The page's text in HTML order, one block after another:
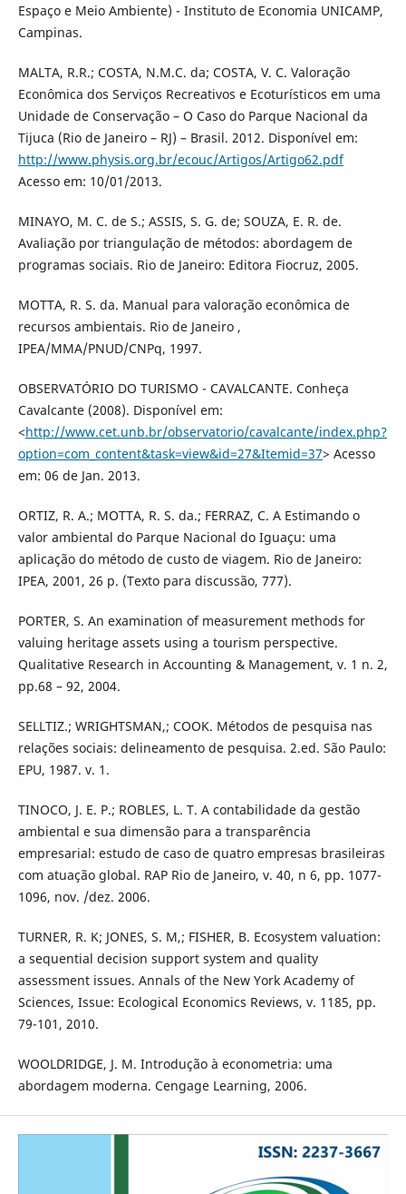
Espaço e Meio Ambiente) - Instituto de Economia UNICAMP,
Campinas.
MALTA, R.R.; COSTA, N.M.C. da; COSTA, V. C. Valoração
Econômica dos Serviços Recreativos e Ecoturísticos em uma
Unidade de Conservação – O Caso do Parque Nacional da
Tijuca (Rio de Janeiro – RJ) – Brasil. 2012. Disponível em:
http://www.physis.org.br/ecouc/Artigos/Artigo62.pdf
Acesso em: 10/01/2013.
MINAYO, M. C. de S.; ASSIS, S. G. de; SOUZA, E. R. de.
Avaliação por triangulação de métodos: abordagem de
programas sociais. Rio de Janeiro: Editora Fiocruz, 2005.
MOTTA, R. S. da. Manual para valoração econômica de
recursos ambientais. Rio de Janeiro ,
IPEA/MMA/PNUD/CNPq, 1997.
OBSERVATÓRIO DO TURISMO - CAVALCANTE. Conheça
Cavalcante (2008). Disponível em:
<http://www.cet.unb.br/observatorio/cavalcante/index.php?
option=com_content&task=view&id=27&Itemid=37> Acesso
em: 06 de Jan. 2013.
ORTIZ, R. A.; MOTTA, R. S. da.; FERRAZ, C. A Estimando o
valor ambiental do Parque Nacional do Iguaçu: uma
aplicação do método de custo de viagem. Rio de Janeiro:
IPEA, 2001, 26 p. (Texto para discussão, 777).
PORTER, S. An examination of measurement methods for
valuing heritage assets using a tourism perspective.
Qualitative Research in Accounting & Management, v. 1 n. 2,
pp.68 – 92, 2004.
SELLTIZ.; WRIGHTSMAN,; COOK. Métodos de pesquisa nas
relações sociais: delineamento de pesquisa. 2.ed. São Paulo:
EPU, 1987. v. 1.
TINOCO, J. E. P.; ROBLES, L. T. A contabilidade da gestão
ambiental e sua dimensão para a transparência
empresarial: estudo de caso de quatro empresas brasileiras
com atuação global. RAP Rio de Janeiro, v. 40, n 6, pp. 1077-
1096, nov. /dez. 2006.
TURNER, R. K; JONES, S. M,; FISHER, B. Ecosystem valuation:
a sequential decision support system and quality
assessment issues. Annals of the New York Academy of
Sciences, Issue: Ecological Economics Reviews, v. 1185, pp.
79-101, 2010.
WOOLDRIDGE, J. M. Introdução à econometria: uma
abordagem moderna. Cengage Learning, 2006.